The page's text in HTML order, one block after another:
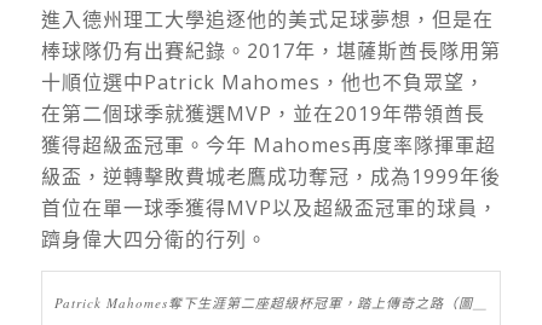
進入德州理工大學追逐他的美式足球夢想，但是在
棒球隊仍有出賽紀錄。 2017年，堪薩斯酋長隊用第
十順位選中Patrick Mahomes ，他也不負眾望，
在第二個球季就獲選MVP ，並在2019年帶領酋長
獲得超級盃冠軍。今年 Mahomes再度率隊揮軍超
級盃，逆轉擊敗費城老鷹成功奪冠，成為1999年後
首位在單一球季獲得MVP以及超級盃冠軍的球員，
躋身偉大四分衛的行列。
Patrick Mahomes奪下生涯第二座超級杯冠軍，踏上傳奇之路（圖＿